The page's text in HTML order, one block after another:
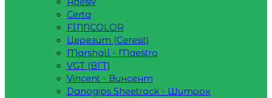
Certa
FINNCOLOR
Церезит (Ceresit)
Marshall - Maestro
VGT (ВГТ)
Vincent - Винсент
Danogips Sheetrock - Шитрок